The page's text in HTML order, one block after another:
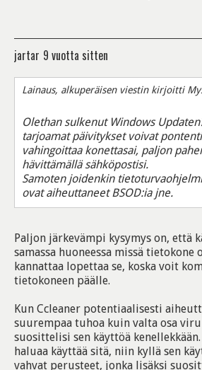
jartar 9 vuotta sitten
Lainaus, alkuperäisen viestin kirjoitti
Olethan sulkenut Windows
tarjoamat päivitykset voivat
vahingoittaa konettasai, paljon
hävittämällä sähköpostisi.
Samoten joidenkin
ovat aiheuttaneet BSOD:ia jne.
Paljon järkevämpi kysymys on, että
samassa huoneessa missä tietokone
kannattaa lopettaa se, koska voit
tietokoneen päälle.
Kun Ccleaner potentiaalisesti
suurempaa tuhoa kuin valta osa
suosittelisi sen käyttöä
haluaa käyttää sitä, niin kyllä sen
vahvat perusteet, jonka lisäksi